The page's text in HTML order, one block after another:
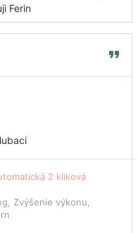
Ferin
2 kliková
Zvýšenie výkonu,